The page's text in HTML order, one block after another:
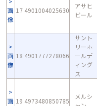
画
像
17 4901004025630
アサヒ
ビール
画
像
18 4901777278066
サント
リーホ
ールデ
ィング
ス
画 19 4973480850785
メルシ